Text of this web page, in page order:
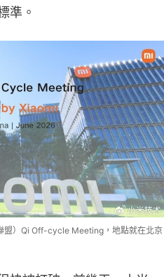
準。
盟）Qi Off-cycle Meeting，地點就在北京